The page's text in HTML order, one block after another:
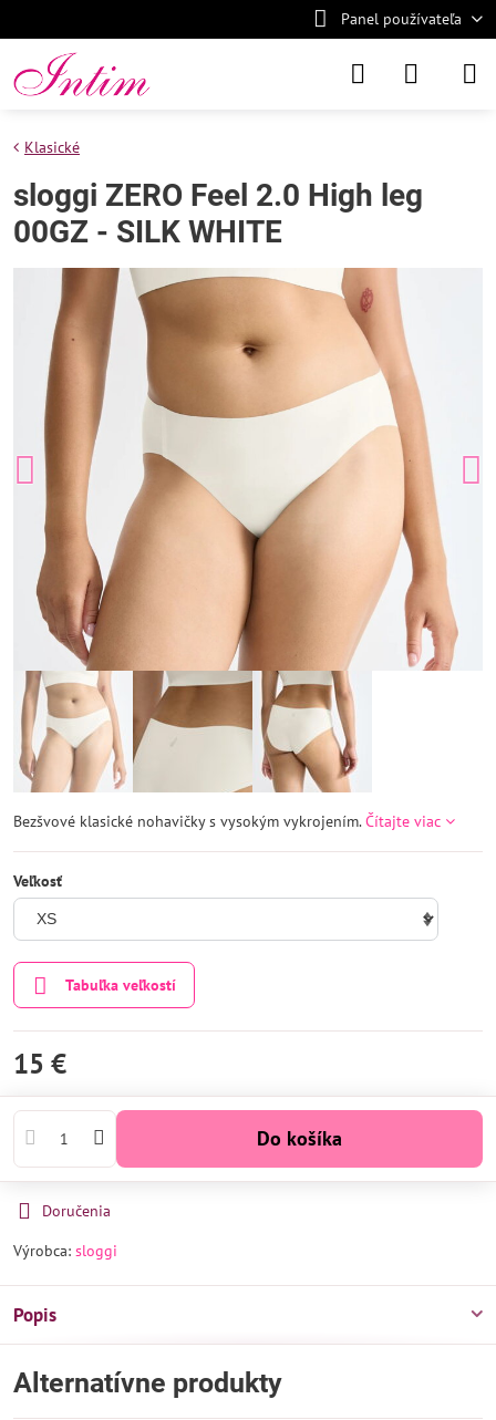
Panel používateľa
Klasické
sloggi ZERO Feel 2.0 High leg
00GZ - SILK WHITE
Bezšvové klasické nohavičky s vysokým vykrojením.Čítajte viac
Veľkosť
Tabuľka veľkostí
15 €
Do košíka
Doručenia
Výrobca: sloggi
Popis
Alternatívne produkty